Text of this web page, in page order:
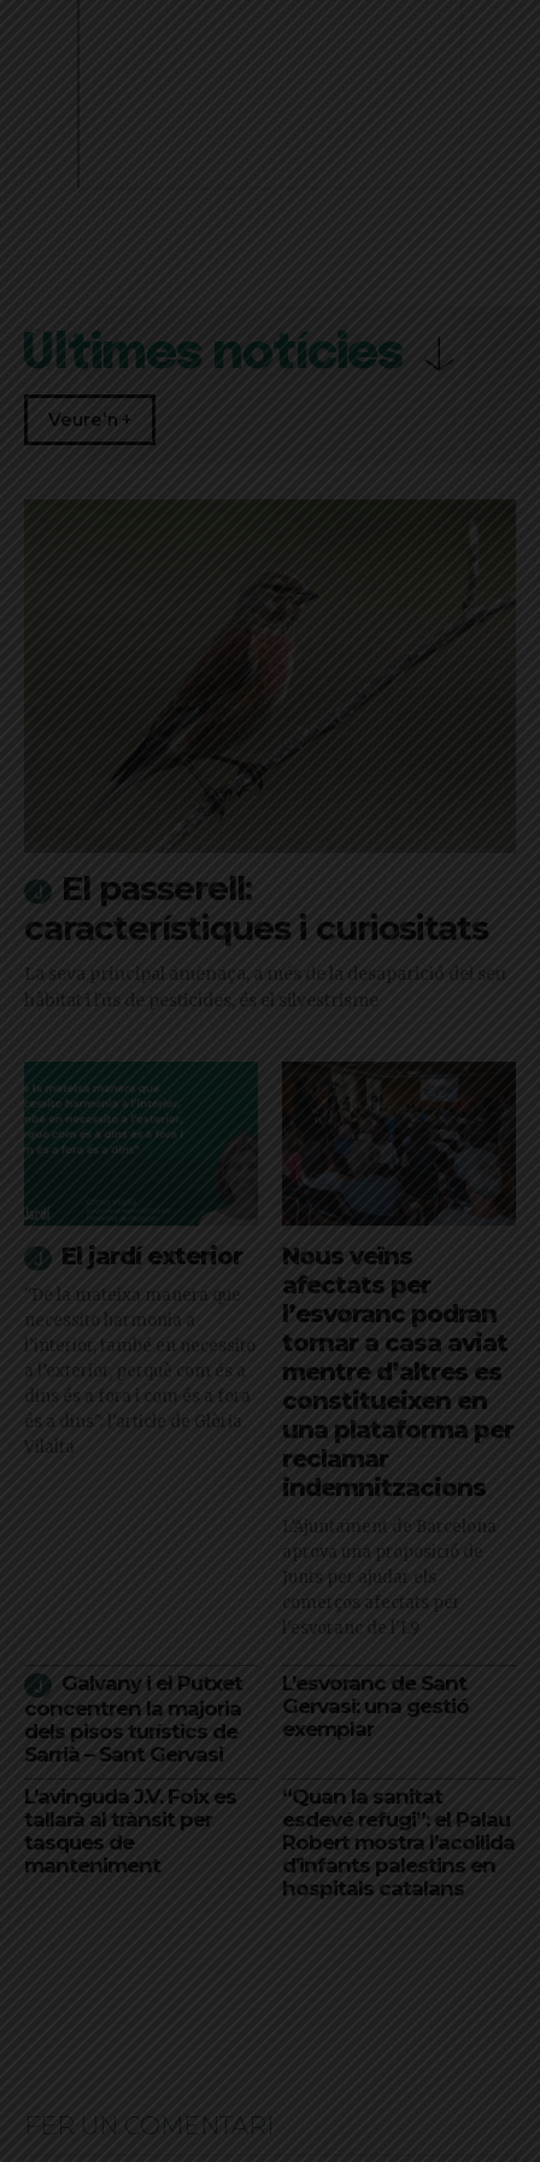
Últimes notícies
Veure'n +
El passerell:
característiques i curiositats
La seva principal amenaça, a més de la desaparició del seu
hàbitat i l'ús de pesticides, és el silvestrisme
El jardí exterior
"De la mateixa manera que
necessito harmonia a
l’interior, també en necessito
a l’exterior, perquè com és a
dins és a fora i com és a fora
és a dins": l'article de Glòria
Vilalta
Nous veïns
afectats per
l’esvoranc podran
tornar a casa aviat
mentre d’altres es
constitueixen en
una plataforma per
reclamar
indemnitzacions
L’Ajuntament de Barcelona
aprova una proposició de
Junts per ajudar els
comerços afectats per
l'esvoranc de l'L9
Galvany i el Putxet
concentren la majoria
dels pisos turístics de
Sarrià – Sant Gervasi
L’esvoranc de Sant
Gervasi: una gestió
exemplar
L’avinguda J.V. Foix es
tallarà al trànsit per
tasques de
manteniment
“Quan la sanitat
esdevé refugi”: el Palau
Robert mostra l’acollida
d’infants palestins en
hospitals catalans
FER UN COMENTARI